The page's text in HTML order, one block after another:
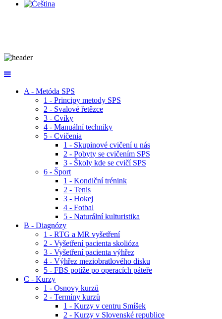
A - Metóda SPS
1 - Principy metody SPS
2 - Svalové řetězce
3 - Cviky
4 - Manuální techniky
5 - Cvičenia
1 - Skupinové cvičení u nás
2 - Pobyty se cvičením SPS
3 - Školy kde se cvičí SPS
6 - Šport
1 - Kondiční trénink
2 - Tenis
3 - Hokej
4 - Fotbal
5 - Naturální kulturistika
B - Diagnózy
1 - RTG a MR vyšetření
2 - Vyšetření pacienta skolióza
3 - Vyšetření pacienta výhřez
4 - Výhřez meziobratlového disku
5 - FBS potíže po operacích páteře
C - Kurzy
1 - Osnovy kurzů
2 - Termíny kurzů
1 - Kurzy v centru Smíšek
2 - Kurzy v Slovenské republice